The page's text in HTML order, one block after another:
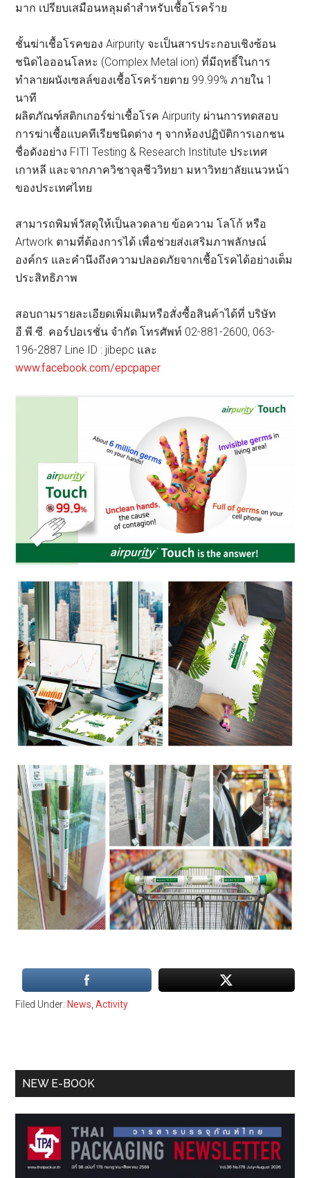
มาก เปรียบเสมือนหลุมดำสำหรับเชื้อโรคร้าย
ชั้นฆ่าเชื้อโรคของ Airpurity จะเป็นสารประกอบเชิงซ้อน
ชนิดไอออนโลหะ (Complex Metal ion) ที่มีฤทธิ์ในการ
ทำลายผนังเซลล์ของเชื้อโรคร้ายตาย 99.99% ภายใน 1
นาที
ผลิตภัณฑ์สติกเกอร์ฆ่าเชื้อโรค Airpurity ผ่านการทดสอบ
การฆ่าเชื้อแบคทีเรียชนิดต่าง ๆ จากห้องปฏิบัติการเอกชน
ชื่อดังอย่าง FITI Testing & Research Institute ประเทศ
เกาหลี และจากภาควิชาจุลชีววิทยา มหาวิทยาลัยแนวหน้า
ของประเทศไทย
สามารถพิมพ์วัสดุให้เป็นลวดลาย ข้อความ โลโก้ หรือ
Artwork ตามที่ต้องการได้ เพื่อช่วยส่งเสริมภาพลักษณ์
องค์กร และคำนึงถึงความปลอดภัยจากเชื้อโรคได้อย่างเต็ม
ประสิทธิภาพ
สอบถามรายละเอียดเพิ่มเติมหรือสั่งซื้อสินค้าได้ที่ บริษัท
อี.พี.ซี. คอร์ปอเรชั่น จำกัด โทรศัพท์ 02-881-2600, 063-
196-2887 Line ID : jibepc และ
www.facebook.com/epcpaper
Filed Under: News ,Activity
Primary
NEW E-BOOK